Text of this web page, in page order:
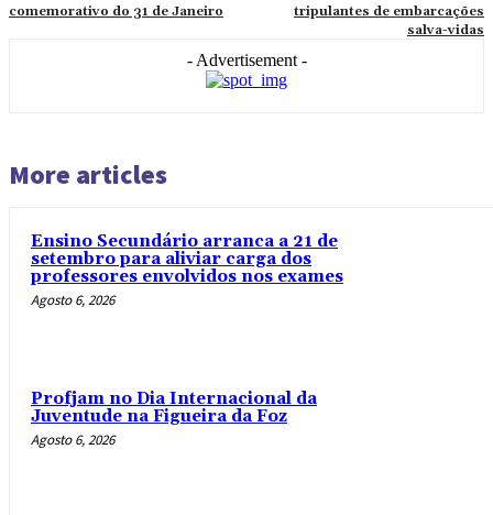
comemorativo do 31 de Janeiro
tripulantes de embarcações
salva-vidas
- Advertisement -
More articles
Ensino Secundário arranca a 21 de
setembro para aliviar carga dos
professores envolvidos nos exames
Agosto 6, 2026
Profjam no Dia Internacional da
Juventude na Figueira da Foz
Agosto 6, 2026